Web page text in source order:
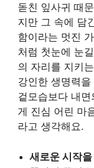
돋친 잎사귀 때
지만 그 속에 담
함이라는 멋진
처럼 첫눈에 눈
의 자리를 지키
강인한 생명력
겉모습보다 내
게 진심 어린 마
라고 생각해요.
새로운 시작